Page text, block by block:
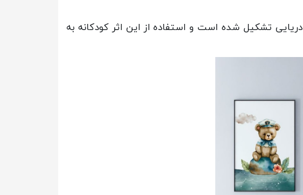
تشکیل شده است و استفاده از این اثر کودکانه به